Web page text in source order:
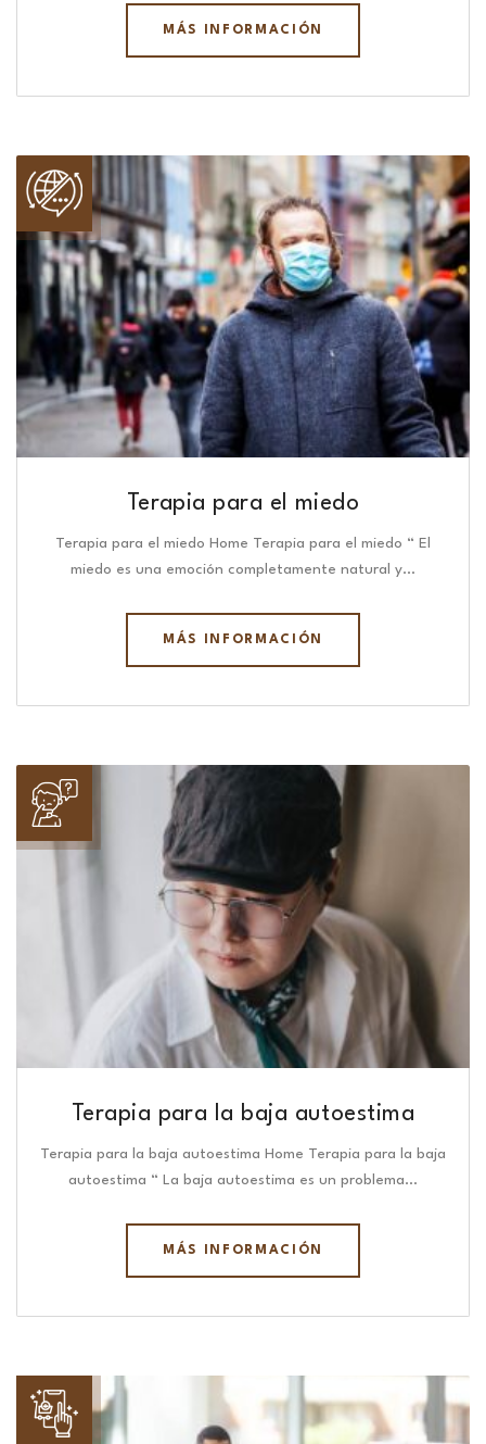
MÁS INFORMACIÓN
Terapia para el miedo
Terapia para el miedo Home Terapia para el miedo “ El
miedo es una emoción completamente natural y…
MÁS INFORMACIÓN
Terapia para la baja autoestima
Terapia para la baja autoestima Home Terapia para la baja
autoestima “ La baja autoestima es un problema…
MÁS INFORMACIÓN